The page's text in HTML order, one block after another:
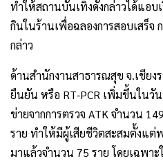
ทำให้สถานบันเทิงดังกล่าวได้แอ
กินในร้านเพื่อฉลองการสอบเสร็จ
กล่าว
ด้านสำนักงานสาธารณสุข จ.เชียง
ยืนยัน หรือ RT-PCR เพิ่มขึ้นในวั
ข่ายจากการตรวจ ATK จำนวน
ราย ทำให้มีผู้เสียชีวิตสะสมตั้งแ
มาแล้วจำนวน 75 ราย โดยเฉพา